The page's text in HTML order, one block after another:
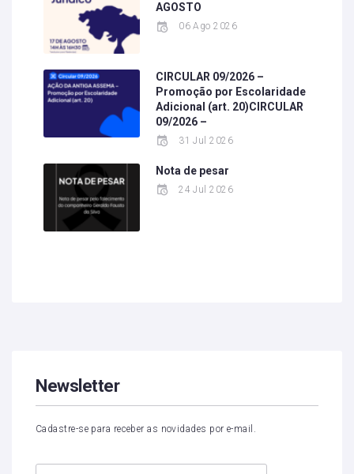
AGOSTO
06 Ago 2026
CIRCULAR 09/2026 –
Promoção por Escolaridade
Adicional (art. 20)CIRCULAR
09/2026 –
31 Jul 2026
Nota de pesar
24 Jul 2026
Newsletter
Cadastre-se para receber as novidades por e-mail.